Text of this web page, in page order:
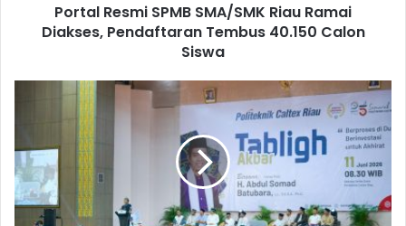
Portal Resmi SPMB SMA/SMK Riau Ramai
Diakses, Pendaftaran Tembus 40.150 Calon
Siswa